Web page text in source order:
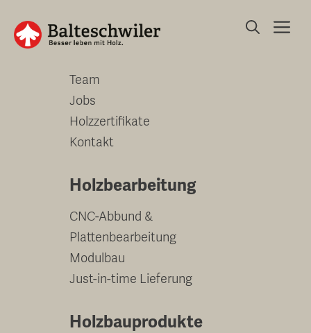
zum
Inhalt
Unternehmen
Team
Jobs
Holzzertifikate
Kontakt
Holzbearbeitung
CNC-Abbund &
Plattenbearbeitung
Modulbau
Just-in-time Lieferung
Holzbauprodukte